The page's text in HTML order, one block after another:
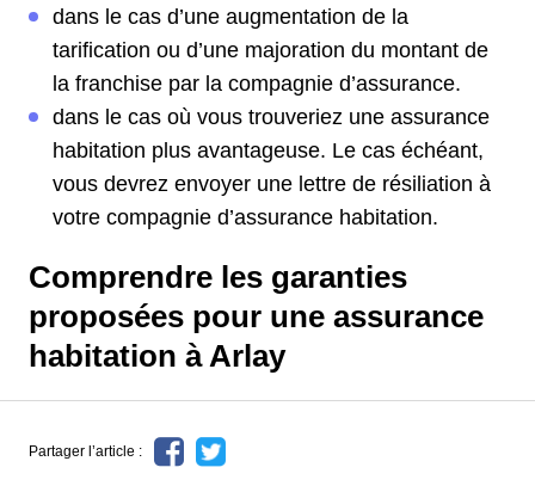
dans le cas d’une augmentation de la
tarification ou d’une majoration du montant de
la franchise par la compagnie d’assurance.
dans le cas où vous trouveriez une assurance
habitation plus avantageuse. Le cas échéant,
vous devrez envoyer une lettre de résiliation à
votre compagnie d’assurance habitation.
Comprendre les garanties
proposées pour une assurance
habitation à Arlay
Partager l’article :